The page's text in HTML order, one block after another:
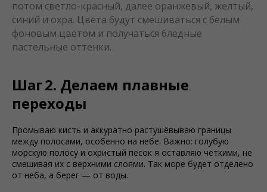
потом светло-красный, далее оранжевый, желтый,
синий и охра. Цвета будут смешиваться с белым
фоновым цветом и получаться бледные
пастельные оттенки.
Шаг 2. Делаем плавные
переходы
Промываю кисть и аккуратно растушёвываю границы
между полосами, особенно на небе. Важно: голубую
морскую полосу и охристый песок я оставляю чёткими, не
смешивая их с верхними слоями. Так море будет отделено
от неба, а берег — от воды.